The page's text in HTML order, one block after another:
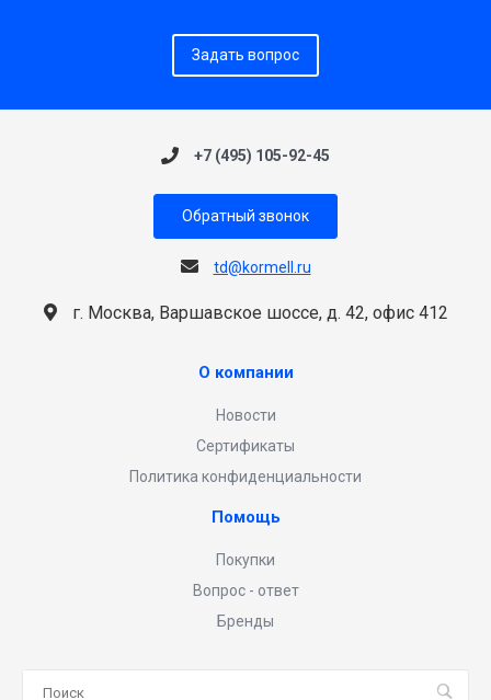
Задать вопрос
+7 (495) 105-92-45
Обратный звонок
td@kormell.ru
г. Москва, Варшавское шоссе, д. 42, офис 412
О компании
Новости
Сертификаты
Политика конфиденциальности
Помощь
Покупки
Вопрос - ответ
Бренды